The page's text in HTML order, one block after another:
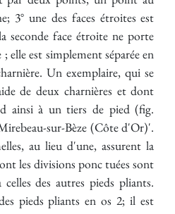
3° une des faces étroites est
seconde face étroite ne porte
elle est simplement séparée en
Un exemplaire, qui se
de deux charnières et dont
ainsi à un tiers de pied (fig.
sur-Bèze (Côte d'Or)'.
au lieu d'une, assurent la
les divisions ponc tuées sont
des autres pieds pliants.
pieds pliants en os 2; il est